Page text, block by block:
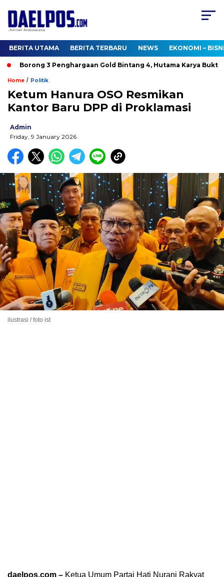
BERITA UTAMA BERITA TERBARU NEWS EKONOMI –
Borong 3 Penghargaan Gold Bintang 4, Hutama Karya Buktikan
Home / Politik
Ketum Hanura OSO Resmikan
Kantor Baru DPP di Proklamasi
Admin
Friday, 9 January 2026
ilustrasi / foto ist
daelpos.com – Ketua Umum Partai Hati Nurani Rakyat